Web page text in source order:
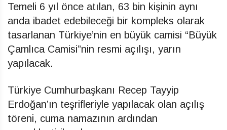
Temeli 6 yıl önce atılan, 63 bin kişinin aynı
anda ibadet edebileceği bir kompleks olarak
tasarlanan Türkiye’nin en büyük camisi “Büyük
Çamlıca Camisi”nin resmi açılışı, yarın
yapılacak.
Türkiye Cumhurbaşkanı Recep Tayyip
Erdoğan’ın teşrifleriyle yapılacak olan açılış
töreni, cuma namazının ardından